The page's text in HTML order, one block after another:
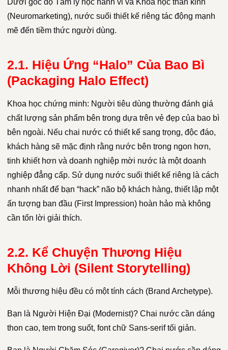
Dưới góc độ Tâm lý học hành vi và Khoa học thần kinh
(Neuromarketing), nước suối thiết kế riêng tác động mạnh
mẽ đến tiềm thức người dùng.
2.1. Hiệu Ứng “Halo” Của Bao Bì
(Packaging Halo Effect)
Khoa học chứng minh: Người tiêu dùng thường đánh giá
chất lượng sản phẩm bên trong dựa trên vẻ đẹp của bao bì
bên ngoài. Nếu chai nước có thiết kế sang trọng, độc đáo,
khách hàng sẽ mặc định rằng nước bên trong ngon hơn,
tinh khiết hơn và doanh nghiệp mời nước là một doanh
nghiệp đẳng cấp. Sử dụng nước suối thiết kế riêng là cách
nhanh nhất để bạn “hack” não bộ khách hàng, thiết lập một
ấn tượng ban đầu (First Impression) hoàn hảo mà không
cần tốn lời giải thích.
2.2. Kể Chuyện Thương Hiệu
Không Lời (Silent Storytelling)
Mỗi thương hiệu đều có một tính cách (Brand Archetype).
Bạn là Người Hiện Đại (Modernist)? Chai nước cần dáng
thon cao, tem trong suốt, font chữ Sans-serif tối giản.